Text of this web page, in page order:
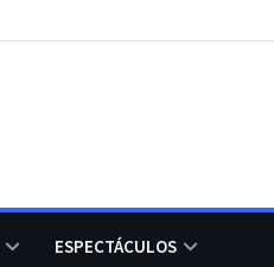
ESPECTÁCULOS